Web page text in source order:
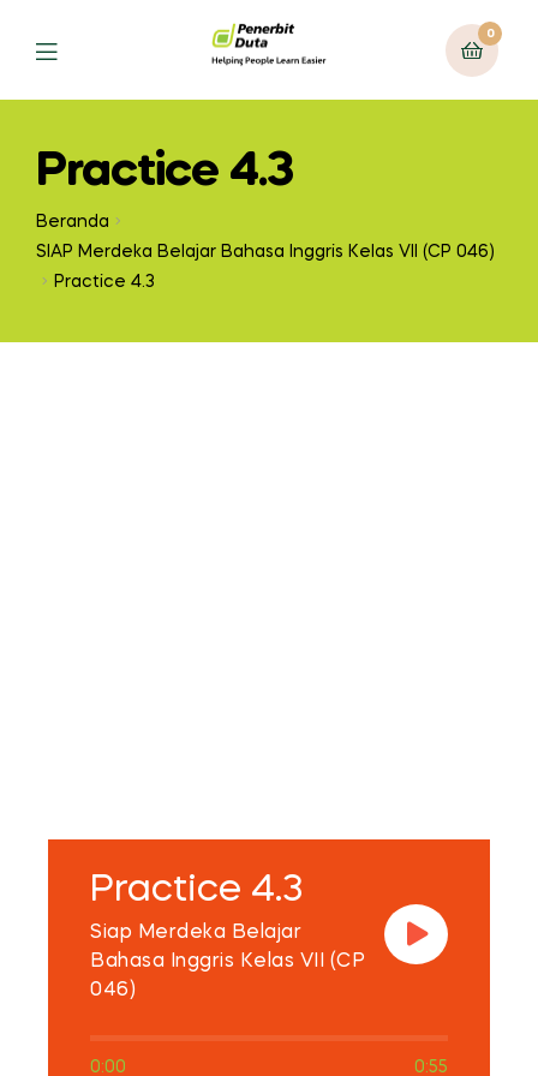
0
Practice 4.3
Beranda
SIAP Merdeka Belajar Bahasa Inggris Kelas VII (CP 046)
Practice 4.3
Practice 4.3
Siap Merdeka Belajar
Bahasa Inggris Kelas VII (CP
046)
0:00 0:55